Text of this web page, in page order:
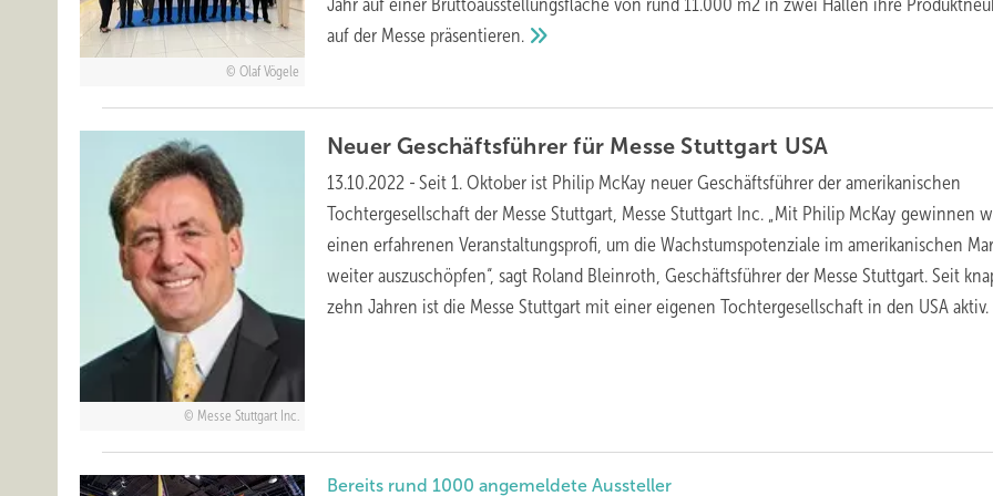
Olaf Vögele
auf der Messe präsentieren.
Messe Stuttgart Inc.
Neuer Geschäftsführer für Messe Stuttgart USA
13.10.2022 - Seit 1. Oktober ist Philip McKay neuer Geschäftsführer der amerikanischen
Tochtergesellschaft der Messe Stuttgart, Messe Stuttgart Inc. „Mit Philip McKay gewinnen
einen erfahrenen Veranstaltungsprofi, um die Wachstumspotenziale im amerikanischen
weiter auszuschöpfen“, sagt Roland Bleinroth, Geschäftsführer der Messe Stuttgart. Seit
zehn Jahren ist die Messe Stuttgart mit einer eigenen Tochtergesellschaft in den USAaktiv.
Bereits rund 1000 angemeldete Aussteller